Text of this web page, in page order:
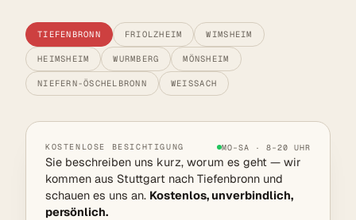
TIEFENBRONN FRIOLZHEIM WIMSHEIM
HEIMSHEIM WURMBERG MÖNSHEIM
NIEFERN-ÖSCHELBRONN WEISSACH
KOSTENLOSE BESICHTIGUNG MO–SA · 8–20 UHR
Sie beschreiben uns kurz, worum es geht — wir
kommen aus Stuttgart nach Tiefenbronn und
schauen es uns an. Kostenlos, unverbindlich,
persönlich.